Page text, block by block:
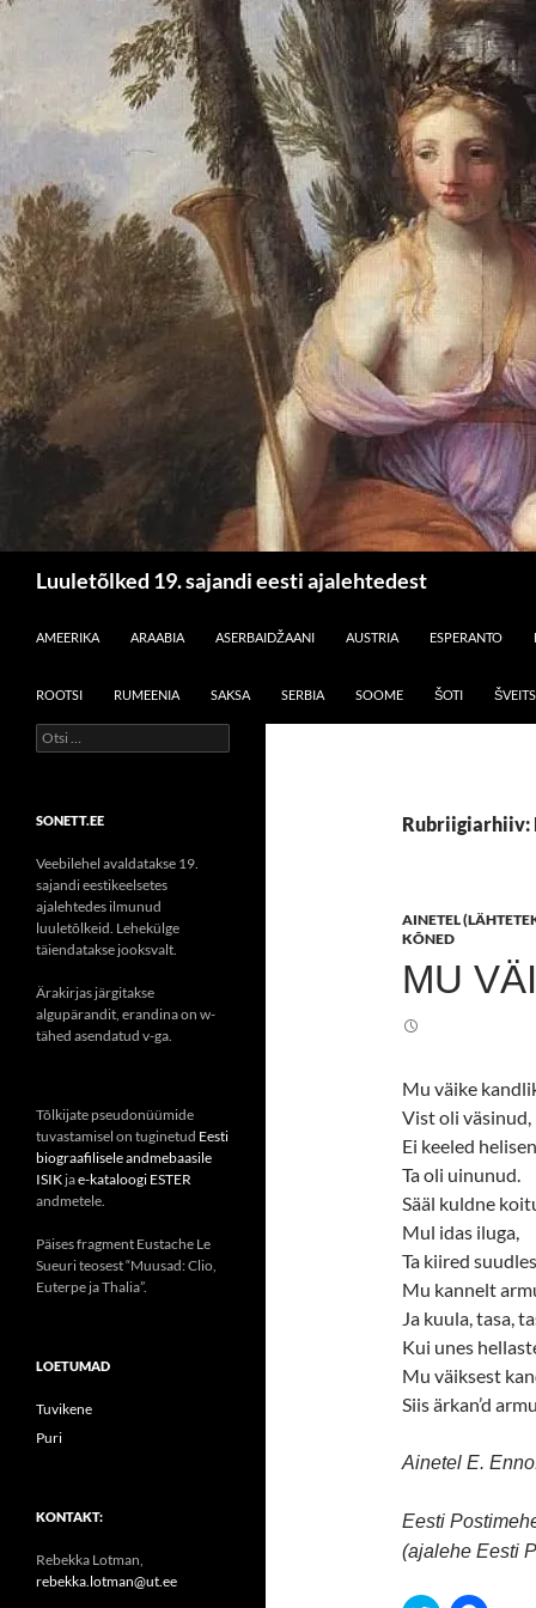
Luuletõlked 19. sajandi eesti ajalehtedest
AMEERIKA
ARAABIA ASERBAIDŽAANI AUSTRIA ESPERANTO
ROOTSI RUMEENIA SAKSA SERBIA SOOME ŠOTI
Rubriigiarhiiv:
AINETEL
KÕNED
MU
Mu väike
Vist oli väsinud,
Ei keeled
Ta oli uinunud.
Sääl kuldne
Mul idas iluga,
Ta kiired
Mu kannelt
Ja kuula, tasa,
Kui unes
Mu väiksest
Siis ärkan’d
Ainetel E.
Eesti
(ajalehe Eesti
Otsi:
SONETT.EE
Veebilehel avaldatakse 19.
sajandi eestikeelsetes
ajalehtedes ilmunud
luuletõlkeid. Lehekülge
täiendatakse jooksvalt.
Ärakirjas järgitakse
algupärandit, erandina on w-
tähed asendatud v-ga.
Tõlkijate pseudonüümide
tuvastamisel on tuginetud Eesti
biograafilisele andmebaasile
ISIK jae-kataloogi ESTER
andmetele.
Päises fragment Eustache Le
Sueuri teosest “Muusad: Clio,
Euterpe ja Thalia”.
LOETUMAD
Tuvikene
Puri
KONTAKT:
Rebekka Lotman,
rebekka.lotman@ut.ee